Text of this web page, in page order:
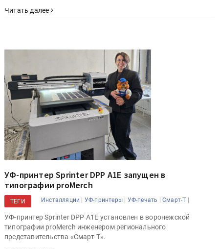
Читать далее
УФ-принтер Sprinter DPP A1E запущен в
типографии proMerch
ТЕГИ Инсталляции | УФ-принтеры | УФ-печать |Смарт-Т |
УФ-принтер Sprinter DPP A1E установлен в воронежской
типографии proMerch инженером регионального
представительства «Смарт-Т».